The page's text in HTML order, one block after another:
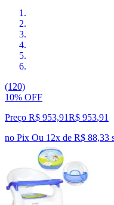
(120)
10% OFF
Preço R$ 953,91R$ 953,91
no Pix Ou 12x de R$ 88,33